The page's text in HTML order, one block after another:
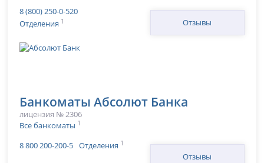
8 (800) 250-0-520
Отделения 1 Отзывы
Банкоматы Абсолют Банка
лицензия № 2306
Все банкоматы 1
8 800 200-200-5 Отделения 1
Отзывы